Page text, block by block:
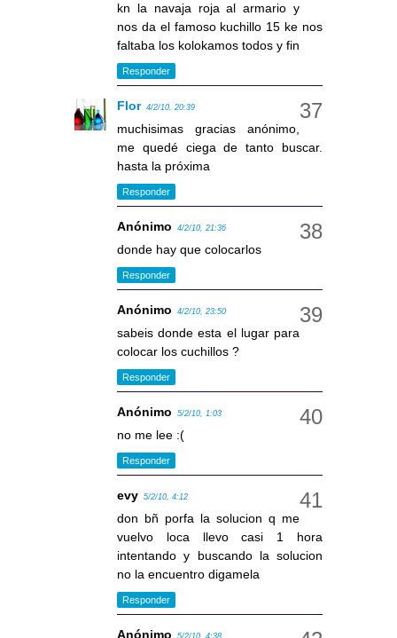
kn la navaja roja al armario y
nos da el famoso kuchillo 15 ke nos
faltaba los kolokamos todos y fin
Responder
Flor 4/2/10, 20:39
muchisimas gracias anónimo,
me quedé ciega de tanto buscar.
hasta la próxima
Responder
Anónimo 4/2/10, 21:36
donde hay que colocarlos
Responder
Anónimo 4/2/10, 23:50
sabeis donde esta el lugar para
colocar los cuchillos ?
Responder
Anónimo 5/2/10, 1:03
no me lee :(
Responder
evy 5/2/10, 4:12
don bñ porfa la solucion q me
vuelvo loca llevo casi 1 hora
intentando y buscando la solucion
no la encuentro digamela
Responder
Anónimo